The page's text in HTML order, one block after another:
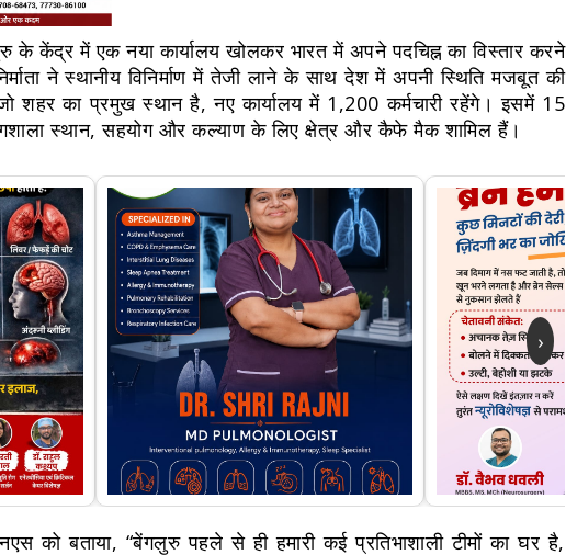
केंद्र में एक नया कार्यालय खोलकर भारत में अपने पदचिह्न का विस्तार करने
ने स्थानीय विनिर्माण में तेजी लाने के साथ देश में अपनी स्थिति मजबूत की
शहर का प्रमुख स्थान है, नए कार्यालय में 1,200 कर्मचारी रहेंगे। इसमें 15
स्थान, सहयोग और कल्याण के लिए क्षेत्र और कैफे मैक शामिल हैं।
›
को बताया, “बेंगलुरु पहले से ही हमारी कई प्रतिभाशाली टीमों का घर है,